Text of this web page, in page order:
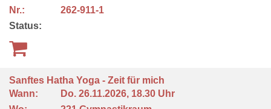
Nr.:
262-911-1
Status:
Sanftes Hatha Yoga - Zeit für mich
Wann:
Do. 26.11.2026, 18.30 Uhr